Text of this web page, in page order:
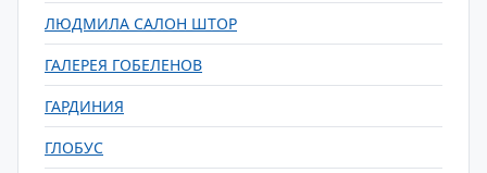
ЛЮДМИЛА САЛОН ШТОР
ГАЛЕРЕЯ ГОБЕЛЕНОВ
ГАРДИНИЯ
ГЛОБУС